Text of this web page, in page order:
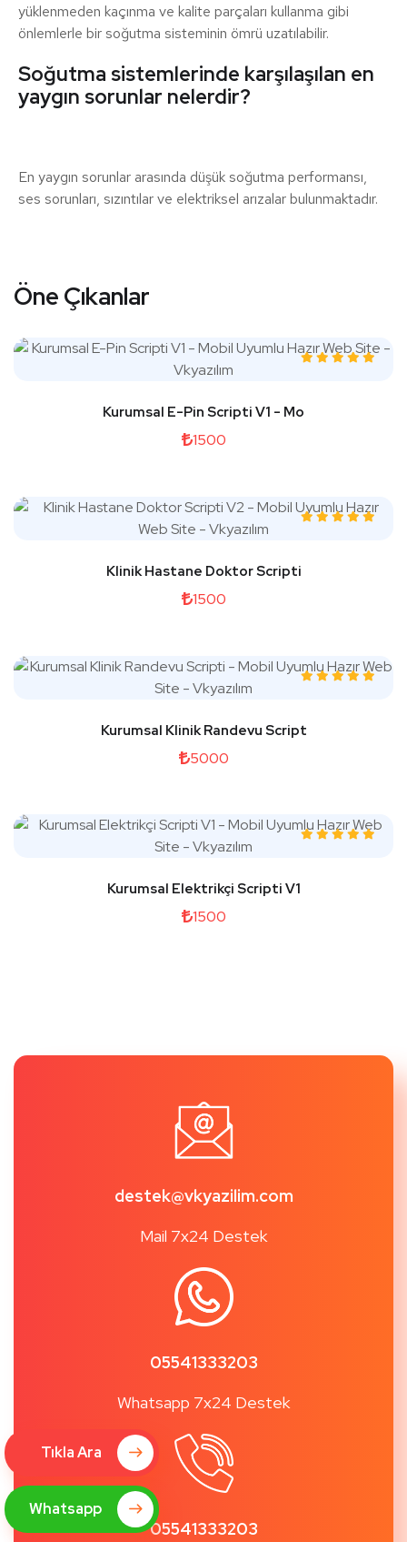
yüklenmeden kaçınma ve kalite parçaları kullanma gibi
önlemlerle bir soğutma sisteminin ömrü uzatılabilir.
Soğutma sistemlerinde karşılaşılan en
yaygın sorunlar nelerdir?
En yaygın sorunlar arasında düşük soğutma performansı,
ses sorunları, sızıntılar ve elektriksel arızalar bulunmaktadır.
Öne Çıkanlar
Kurumsal E-Pin Scripti V1 - Mo
1500
Klinik Hastane Doktor Scripti
1500
Kurumsal Klinik Randevu Script
5000
Kurumsal Elektrikçi Scripti V1
1500
Tıkla Ara
Whatsapp
destek@vkyazilim.com
Mail 7x24 Destek
05541333203
Whatsapp 7x24 Destek
05541333203